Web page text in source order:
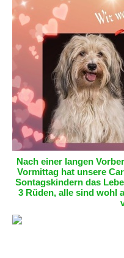
Nach einer langen
Vormittag hat unsere
Sontagskindern das
3 Rüden, alle sind wohl